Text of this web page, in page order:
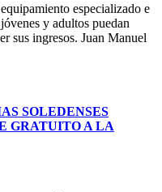
especializado e
y adultos puedan
sus ingresos. Juan Manuel
SOLEDENSES
GRATUITO A LA